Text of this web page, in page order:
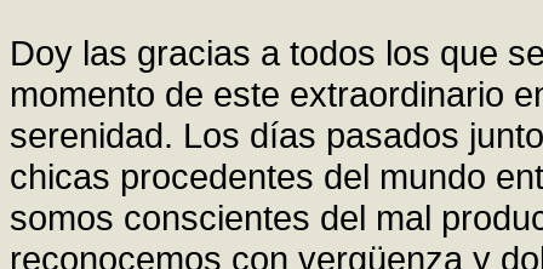
Doy las gracias a todos los que
momento de este extraordinario
serenidad. Los días pasados
chicas procedentes del mundo
somos conscientes del mal
reconocemos con vergüenza y